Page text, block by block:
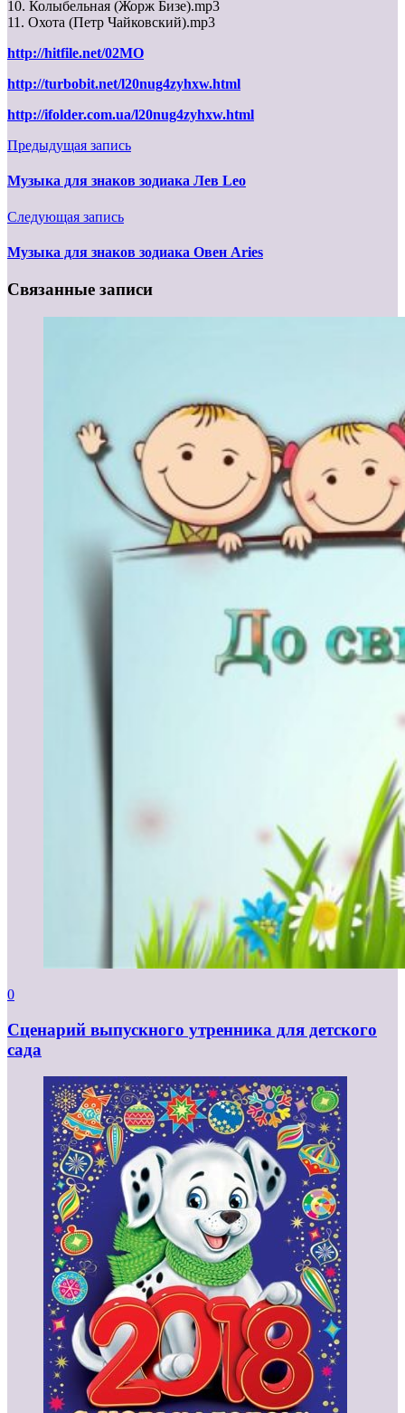
10. Колыбельная (Жорж Бизе).mp3
11. Охота (Петр Чайковский).mp3
http://hitfile.net/02MO
http://turbobit.net/l20nug4zyhxw.html
http://ifolder.com.ua/l20nug4zyhxw.html
Предыдущая запись
Музыка для знаков зодиака Лев Leo
Следующая запись
Музыка для знаков зодиака Овен Aries
Связанные записи
0
Сценарий выпускного утренника для детского
сада